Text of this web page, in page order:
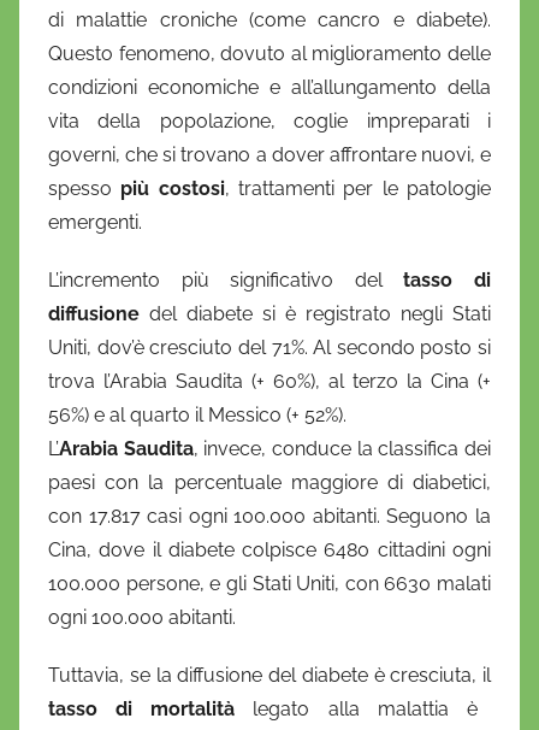
di malattie croniche (come cancro e diabete).
Questo fenomeno, dovuto al miglioramento delle
condizioni economiche e all’allungamento della
vita della popolazione, coglie impreparati i
governi, che si trovano a dover affrontare nuovi, e
spesso più costosi, trattamenti per le patologie
emergenti.
L’incremento più significativo deltasso di
diffusione del diabete si è registrato negli Stati
Uniti, dov’è cresciuto del 71%. Al secondo posto si
trova l’Arabia Saudita (+ 60%), al terzo la Cina (+
56%) e al quarto il Messico (+ 52%).
L’Arabia Saudita, invece, conduce la classifica dei
paesi con la percentuale maggiore di diabetici,
con 17.817 casi ogni 100.000 abitanti. Seguono la
Cina, dove il diabete colpisce 6480 cittadini ogni
100.000 persone, e gli Stati Uniti, con 6630 malati
ogni 100.000 abitanti.
Tuttavia, se la diffusione del diabete è cresciuta, il
tasso di mortalità legato alla malattia è